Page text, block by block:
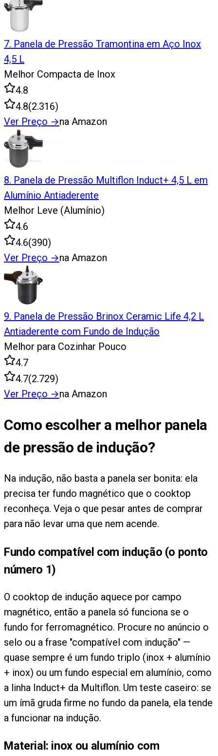
7. Panela de Pressão Tramontina em Aço Inox
4,5 L
Melhor Compacta de Inox
4.8
4.8(2.316)
Ver Preço →na Amazon
8. Panela de Pressão Multiflon Induct+ 4,5 L em
Alumínio Antiaderente
Melhor Leve (Alumínio)
4.6
4.6(390)
Ver Preço →na Amazon
9. Panela de Pressão Brinox Ceramic Life 4,2 L
Antiaderente com Fundo de Indução
Melhor para Cozinhar Pouco
4.7
4.7(2.729)
Ver Preço →na Amazon
Como escolher a melhor panela
de pressão de indução?
Na indução, não basta a panela ser bonita: ela
precisa ter fundo magnético que o cooktop
reconheça. Veja o que pesar antes de comprar
para não levar uma que nem acende.
Fundo compatível com indução (o ponto
número 1)
O cooktop de indução aquece por campo
magnético, então a panela só funciona se o
fundo for ferromagnético. Procure no anúncio o
selo ou a frase "compatível com indução" —
quase sempre é um fundo triplo (inox + alumínio
+ inox) ou um fundo especial em alumínio, como
a linha Induct+ da Multiflon. Um teste caseiro: se
um ímã gruda firme no fundo da panela, ela tende
a funcionar na indução.
Material: inox ou alumínio com